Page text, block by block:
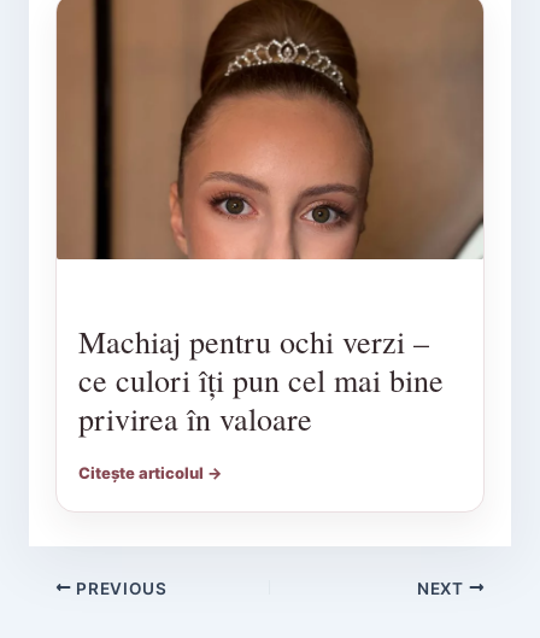
Machiaj pentru ochi verzi –
ce culori îți pun cel mai bine
privirea în valoare
Citește articolul →
PREVIOUS NEXT